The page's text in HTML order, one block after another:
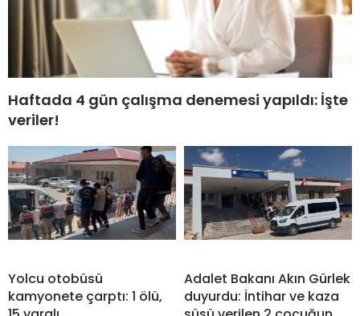
Haftada 4 gün çalışma denemesi yapıldı: İşte
veriler!
Yolcu otobüsü
kamyonete çarptı: 1 ölü,
Adalet Bakanı Akın Gürlek
duyurdu: İntihar ve kaza